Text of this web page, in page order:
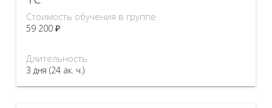
Стоимость обучения в группе
59 200 ₽
Длительность
3 дня (24 ак. ч.)